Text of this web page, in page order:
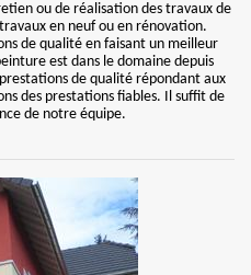
ou de réalisation des travaux de
en neuf ou en rénovation.
de qualité en faisant un meilleur
est dans le domaine depuis
de qualité répondant aux
des prestations fiables. Il suffit de
de notre équipe.